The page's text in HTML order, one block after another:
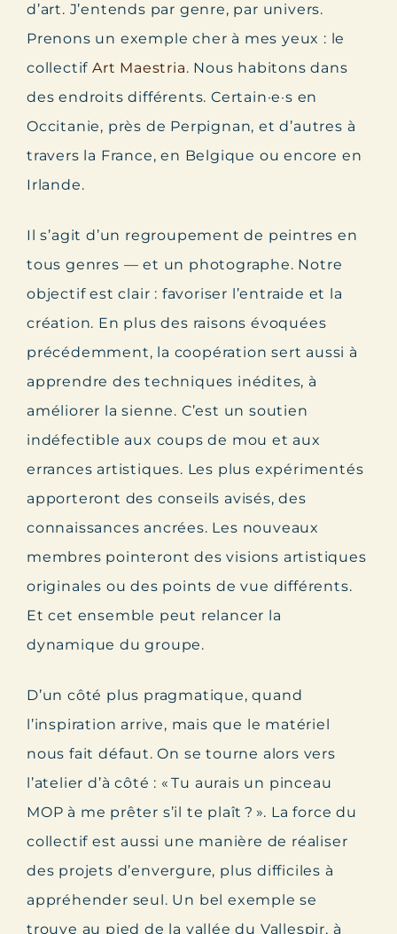
d’art. J’entends par genre, par univers.
Prenons un exemple cher à mes yeux : le
collectif Art Maestria. Nous habitons dans
des endroits différents. Certain·e·s en
Occitanie, près de Perpignan, et d’autres à
travers la France, en Belgique ou encore en
Irlande.
Il s’agit d’un regroupement de peintres en
tous genres — et un photographe. Notre
objectif est clair : favoriser l’entraide et la
création. En plus des raisons évoquées
précédemment, la coopération sert aussi à
apprendre des techniques inédites, à
améliorer la sienne. C’est un soutien
indéfectible aux coups de mou et aux
errances artistiques. Les plus expérimentés
apporteront des conseils avisés, des
connaissances ancrées. Les nouveaux
membres pointeront des visions artistiques
originales ou des points de vue différents.
Et cet ensemble peut relancer la
dynamique du groupe.
D’un côté plus pragmatique, quand
l’inspiration arrive, mais que le matériel
nous fait défaut. On se tourne alors vers
l’atelier d’à côté : « Tu aurais un pinceau
MOP à me prêter s’il te plaît ? ». La force du
collectif est aussi une manière de réaliser
des projets d’envergure, plus difficiles à
appréhender seul. Un bel exemple se
trouve au pied de la vallée du Vallespir, à